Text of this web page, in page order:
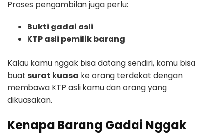
Proses pengambilan juga perlu:
Bukti gadai asli
KTP asli pemilik barang
Kalau kamu nggak bisa datang sendiri, kamu bisa
buat surat kuasa ke orang terdekat dengan
membawa KTP asli kamu dan orang yang
dikuasakan.
Kenapa Barang Gadai Nggak